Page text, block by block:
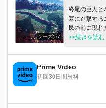
シーズン7
終尾の巨人と
塞に進撃する
民の前に現れ
られたミカサ
して幼馴染と
>>続きを読む
Prime Video
初回30日間無料